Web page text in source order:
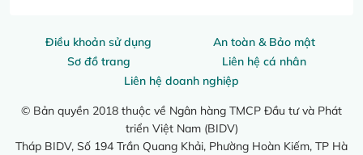
Điều khoản sử dụng
An toàn & Bảo mật
Sơ đồ trang
Liên hệ cá nhân
Liên hệ doanh nghiệp
© Bản quyền 2018 thuộc về Ngân hàng TMCP Đầu tư và Phát
triển Việt Nam (BIDV)
Tháp BIDV, Số 194 Trần Quang Khải, Phường Hoàn Kiếm, TP Hà